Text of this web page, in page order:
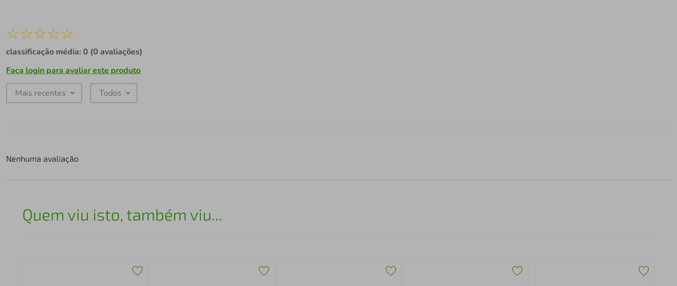
☆☆☆☆☆
classificação média: 0 (0 avaliações)
Faça login para avaliar este produto
Mais recentes Todos
Nenhuma avaliação
Quem viu isto, também viu...